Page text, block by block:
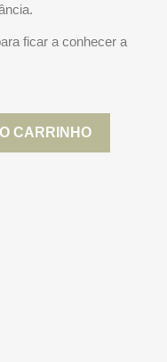
ficar a conhecer a
CARRINHO